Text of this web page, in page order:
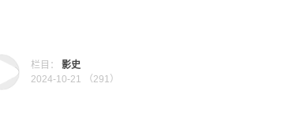
栏目：
影史
2024-10-21 （291）